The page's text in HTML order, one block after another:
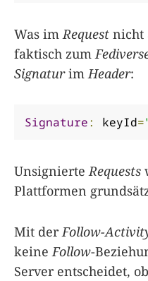
Was im Request nicht
faktisch zum
Signaturim Header:
Signature: keyId=
Unsignierte Requests
Plattformen
Mit der Follow-
keine Follow-
Server entscheidet,